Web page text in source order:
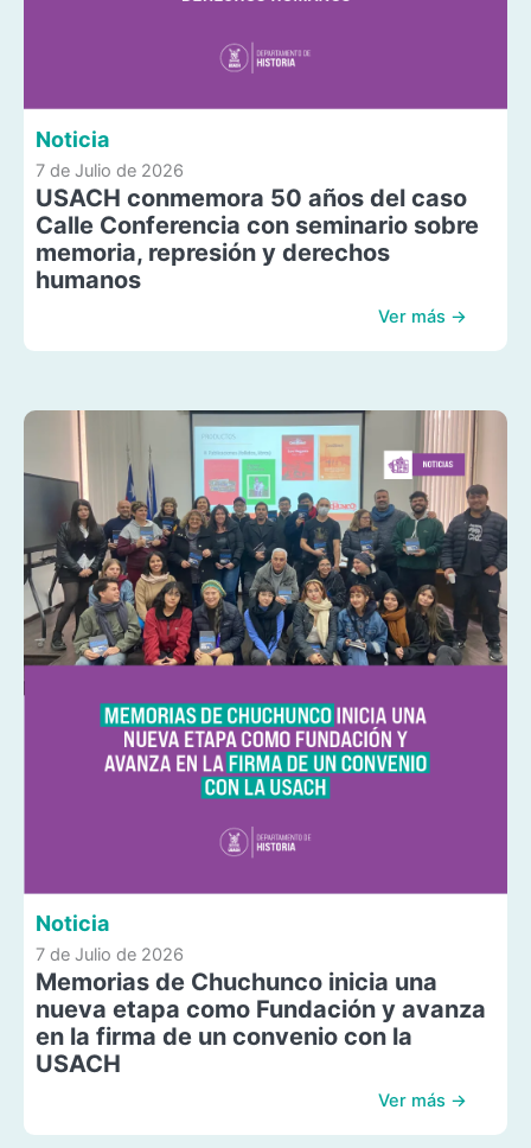
Noticia
7 de Julio de 2026
USACH conmemora 50 años del caso
Calle Conferencia con seminario sobre
memoria, represión y derechos
humanos
Ver más →
Noticia
7 de Julio de 2026
Memorias de Chuchunco inicia una
nueva etapa como Fundación y avanza
en la firma de un convenio con la
USACH
Ver más →